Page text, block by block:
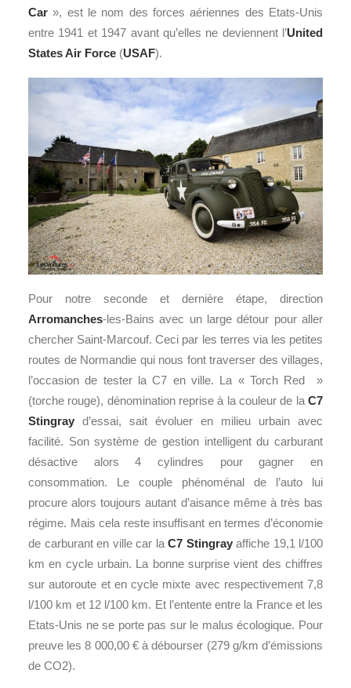
Car », est le nom des forces aériennes des Etats-Unis
entre 1941 et 1947 avant qu’elles ne deviennent l’United
States Air Force (USAF).
Pour notre seconde et dernière étape, direction
Arromanches-les-Bains avec un large détour pour aller
chercher Saint-Marcouf. Ceci par les terres via les petites
routes de Normandie qui nous font traverser des villages,
l’occasion de tester la C7 en ville. La « Torch Red »
(torche rouge), dénomination reprise à la couleur de la C7
Stingray d’essai, sait évoluer en milieu urbain avec
facilité. Son système de gestion intelligent du carburant
désactive alors 4 cylindres pour gagner en
consommation. Le couple phénoménal de l’auto lui
procure alors toujours autant d’aisance même à très bas
régime. Mais cela reste insuffisant en termes d’économie
de carburant en ville car la C7 Stingrayaffiche 19,1 l/100
km en cycle urbain. La bonne surprise vient des chiffres
sur autoroute et en cycle mixte avec respectivement 7,8
l/100 km et 12 l/100 km. Et l’entente entre la France et les
Etats-Unis ne se porte pas sur le malus écologique. Pour
preuve les 8 000,00 € à débourser (279 g/km d’émissions
de CO2).